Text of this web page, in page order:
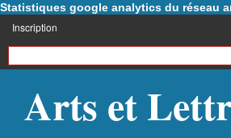
Statistiques google analytics du réseau
Inscription
Arts et